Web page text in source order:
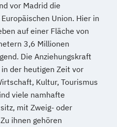
vor Madrid die
Union. Hier in
auf einer Fläche von
3,6 Millionen
Die Anziehungskraft
der heutigen Zeit vor
Kultur, Tourismus
viele namhafte
mit Zweig- oder
ihnen gehören